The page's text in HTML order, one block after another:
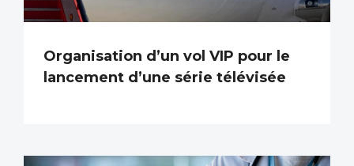
Organisation d’un vol VIP pour le
lancement d’une série télévisée